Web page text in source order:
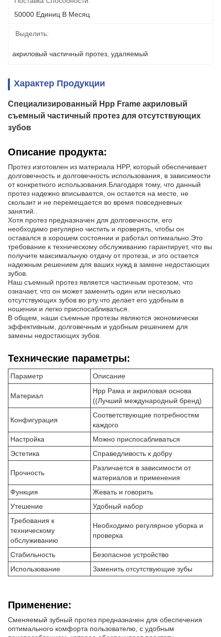
50000 Единиц В Месяц
Выделить:
акриловый частичный протез удаляемый
Характер Продукции
Специализированный Hpp Frame акриловый
съемный частичный протез для отсутствующих
зубов
Описание продукта:
Протез изготовлен из материала HPP, который обеспечивает
долговечность и долговечность использования, в зависимости
от конкретного использования.Благодаря тому, что данный
протез надежно вписывается, он остается на месте, не
скользит и не перемещается во время повседневных
занятий..
Хотя протез предназначен для долговечности, его
необходимо регулярно чистить и проверять, чтобы он
оставался в хорошем состоянии и работал оптимально.Это
требование к техническому обслуживанию гарантирует, что вы
получите максимальную отдачу от протеза, и это остается
надежным решением для ваших нужд в замене недостающих
зубов.
Наш съемный протез является частичным протезом, что
означает, что он может заменить один или несколько
отсутствующих зубов во рту.что делает его удобным в
ношении и легко приспосабливаться.
В общем, наши съемные протезы являются экономически
эффективным, долговечным и удобным решением для
замены недостающих зубов.
Технические параметры:
Параметр Описание
Материал
Hpp Рама и акриловая основа
((Лучший международный бренд)
Конфигурация
Соответствующие потребностям
каждого
Настройка
Можно приспосабливаться
Эстетика
Справедливость к добру
Прочность
Различается в зависимости от
материалов и применения
Функция
Жевать и говорить
Утешение
Удобный набор
Требования к
техническому
обслуживанию
Необходимо регулярное уборка и
проверка
Стабильность
Безопасное устройство
Использование
Заменить отсутствующие зубы
Применение:
Сменяемый зубный протез предназначен для обеспечения
оптимального комфорта пользователю, с удобным